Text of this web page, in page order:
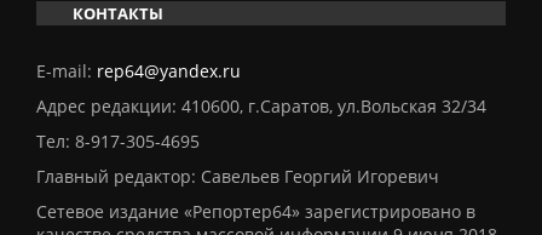
КОНТАКТЫ
E-mail: rep64@yandex.ru
Адрес редакции: 410600, г.Саратов, ул.Вольская 32/34
Тел: 8-917-305-4695
Главный редактор: Савельев Георгий Игоревич
Сетевое издание «Репортер64» зарегистрировано в